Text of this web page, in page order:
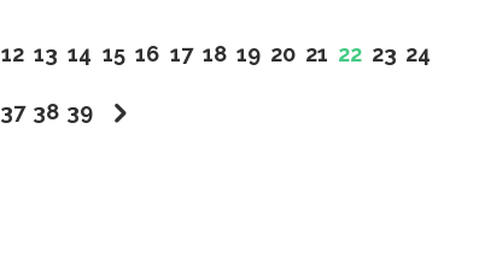
12 13 14 15 16 17 18 19 20 21 22 23 24
37 38 39